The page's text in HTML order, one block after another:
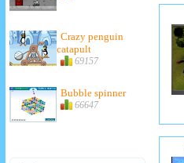
Crazy penguin
catapult
69157
Bubble spinner
66647